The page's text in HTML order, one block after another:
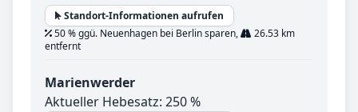
Standort-Informationen aufrufen
50 % ggü. Neuenhagen bei Berlin sparen,
26.53 km
entfernt
Marienwerder
Aktueller Hebesatz: 250 %